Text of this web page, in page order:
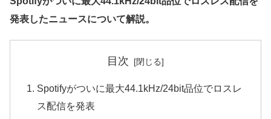
発表したニュースについて解説。
目次
Spotifyがついに最大44.1kHz/24bit品位でロスレ
ス配信を発表